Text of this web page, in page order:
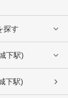
探す
下駅)
下駅)